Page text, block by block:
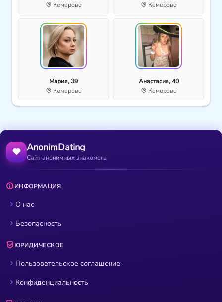
Кемерово
Кемерово
Мария, 39
Кемерово
Анастасия, 40
Кемерово
AnonimDating
Сайт анонимных знакомств
ИНФОРМАЦИЯ
О нас
Безопасность
ЮРИДИЧЕСКОЕ
Пользовательское соглашение
Конфиденциальность